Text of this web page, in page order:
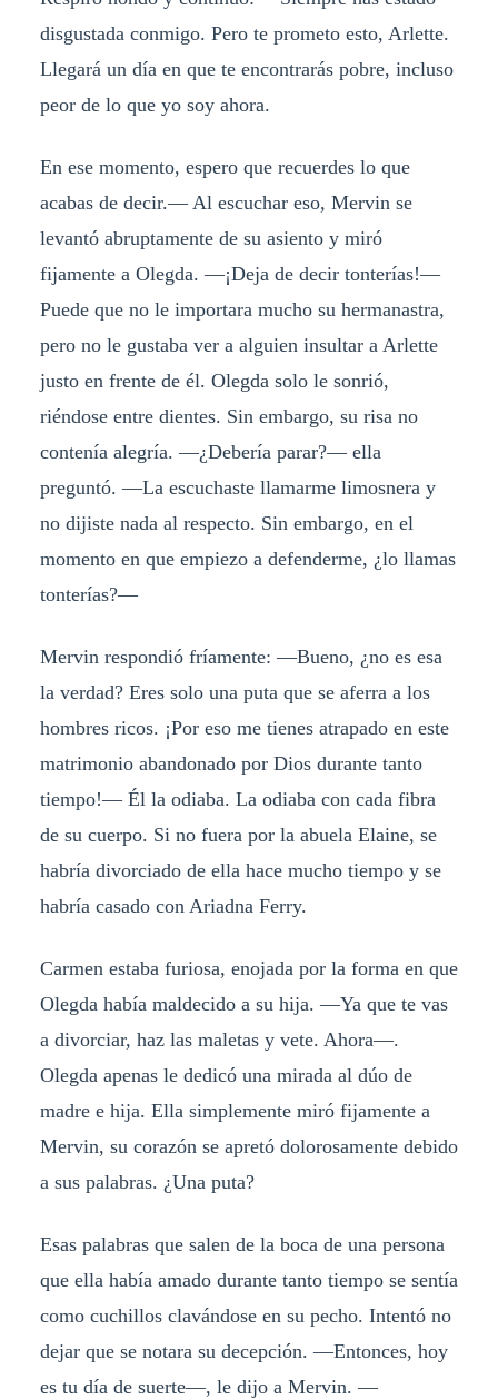
disgustada conmigo. Pero te prometo esto, Arlette.
Llegará un día en que te encontrarás pobre, incluso
peor de lo que yo soy ahora.
En ese momento, espero que recuerdes lo que
acabas de decir.— Al escuchar eso, Mervin se
levantó abruptamente de su asiento y miró
fijamente a Olegda. —¡Deja de decir tonterías!—
Puede que no le importara mucho su hermanastra,
pero no le gustaba ver a alguien insultar a Arlette
justo en frente de él. Olegda solo le sonrió,
riéndose entre dientes. Sin embargo, su risa no
contenía alegría. —¿Debería parar?— ella
preguntó. —La escuchaste llamarme limosnera y
no dijiste nada al respecto. Sin embargo, en el
momento en que empiezo a defenderme, ¿lo llamas
tonterías?—
Mervin respondió fríamente: —Bueno, ¿no es esa
la verdad? Eres solo una puta que se aferra a los
hombres ricos. ¡Por eso me tienes atrapado en este
matrimonio abandonado por Dios durante tanto
tiempo!— Él la odiaba. La odiaba con cada fibra
de su cuerpo. Si no fuera por la abuela Elaine, se
habría divorciado de ella hace mucho tiempo y se
habría casado con Ariadna Ferry.
Carmen estaba furiosa, enojada por la forma en que
Olegda había maldecido a su hija. —Ya que te vas
a divorciar, haz las maletas y vete. Ahora—.
Olegda apenas le dedicó una mirada al dúo de
madre e hija. Ella simplemente miró fijamente a
Mervin, su corazón se apretó dolorosamente debido
a sus palabras. ¿Una puta?
Esas palabras que salen de la boca de una persona
que ella había amado durante tanto tiempo se sentía
como cuchillos clavándose en su pecho. Intentó no
dejar que se notara su decepción. —Entonces, hoy
es tu día de suerte—, le dijo a Mervin. —